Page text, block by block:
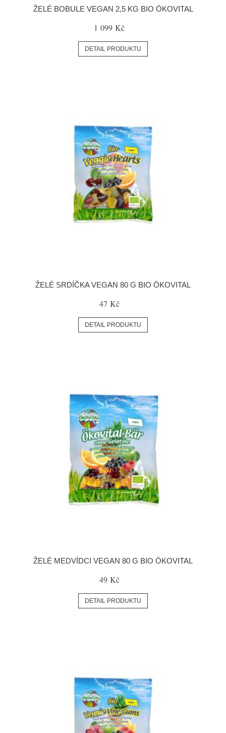
ŽELÉ BOBULE VEGAN 2,5 KG BIO ÖKOVITAL
1 099 Kč
DETAIL PRODUKTU
ŽELÉ SRDÍČKA VEGAN 80 G BIO ÖKOVITAL
47 Kč
DETAIL PRODUKTU
ŽELÉ MEDVÍDCI VEGAN 80 G BIO ÖKOVITAL
49 Kč
DETAIL PRODUKTU